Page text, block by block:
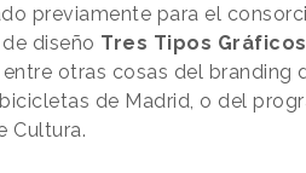
previamente para el
diseño Tres Tipos Gráficos
otras cosas del branding
de Madrid, o del
Cultura.